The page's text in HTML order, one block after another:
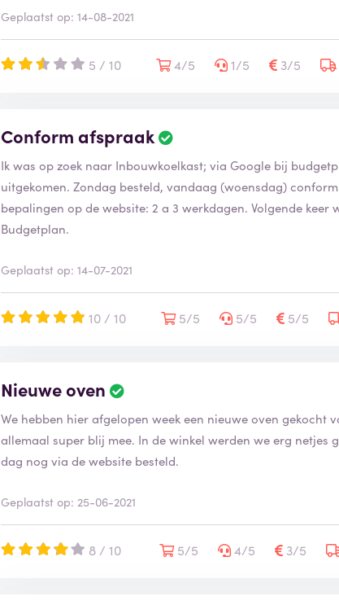
Geplaatst op: 14-08-2021
5 / 10 4/5 1/5 3/5
Conform afspraak
Ik was op zoek naar Inbouwkoelkast; via Google bij
uitgekomen. Zondag besteld, vandaag (woensdag)
bepalingen op de website: 2 a 3 werkdagen. Volgende
Budgetplan.
Geplaatst op: 14-07-2021
10 / 10 5/5 5/5 5/5
Nieuwe oven
We hebben hier afgelopen week een nieuwe oven gekocht
allemaal super blij mee. In de winkel werden we erg netjes
dag nog via de website besteld.
Geplaatst op: 25-06-2021
8 / 10 5/5 4/5 3/5